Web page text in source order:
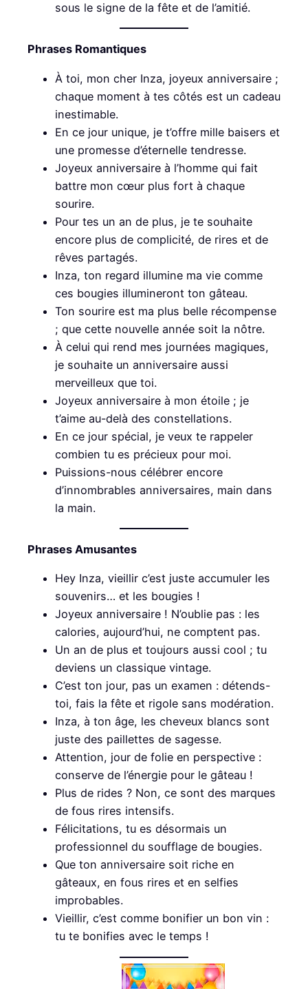
sous le signe de la fête et de l’amitié.
Phrases Romantiques
À toi, mon cher Inza, joyeux anniversaire ;
chaque moment à tes côtés est un cadeau
inestimable.
En ce jour unique, je t’offre mille baisers et
une promesse d’éternelle tendresse.
Joyeux anniversaire à l’homme qui fait
battre mon cœur plus fort à chaque
sourire.
Pour tes un an de plus, je te souhaite
encore plus de complicité, de rires et de
rêves partagés.
Inza, ton regard illumine ma vie comme
ces bougies illumineront ton gâteau.
Ton sourire est ma plus belle récompense
; que cette nouvelle année soit la nôtre.
À celui qui rend mes journées magiques,
je souhaite un anniversaire aussi
merveilleux que toi.
Joyeux anniversaire à mon étoile ; je
t’aime au-delà des constellations.
En ce jour spécial, je veux te rappeler
combien tu es précieux pour moi.
Puissions-nous célébrer encore
d’innombrables anniversaires, main dans
la main.
Phrases Amusantes
Hey Inza, vieillir c’est juste accumuler les
souvenirs… et les bougies !
Joyeux anniversaire ! N’oublie pas : les
calories, aujourd’hui, ne comptent pas.
Un an de plus et toujours aussi cool ; tu
deviens un classique vintage.
C’est ton jour, pas un examen : détends-
toi, fais la fête et rigole sans modération.
Inza, à ton âge, les cheveux blancs sont
juste des paillettes de sagesse.
Attention, jour de folie en perspective :
conserve de l’énergie pour le gâteau !
Plus de rides ? Non, ce sont des marques
de fous rires intensifs.
Félicitations, tu es désormais un
professionnel du soufflage de bougies.
Que ton anniversaire soit riche en
gâteaux, en fous rires et en selfies
improbables.
Vieillir, c’est comme bonifier un bon vin :
tu te bonifies avec le temps !